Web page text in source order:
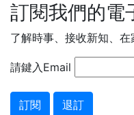
訂閱我們的電
了解時事、接收新知、在
請鍵入Email
訂閱 退訂